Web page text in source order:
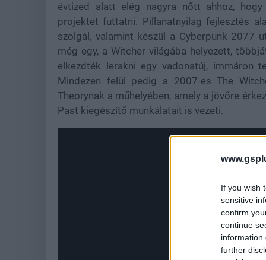
If you wish
sensitive
confirm
continue
information
further
évtized alatt elég nagyra nőtt ahhoz,
projektet futtatni. Pillanatnyilag fejlesztés
szolgál, valamint készül a Cyberpunk 2077
még egy, a Witcher világába helyezett,
elkezdték lerakni egy vadonatúj, immáron
Mindezen felül pedig a 2007-es The
Theorynak a műhelyében, amely a jövőre
Past kiegészítő munkálatait is vezeti.